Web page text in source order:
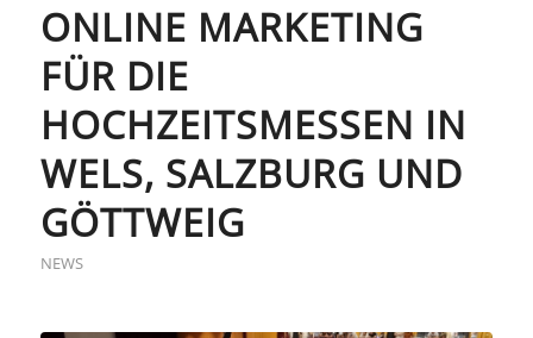
ONLINE MARKETING
FÜR DIE
HOCHZEITSMESSEN IN
WELS, SALZBURG UND
GÖTTWEIG
NEWS